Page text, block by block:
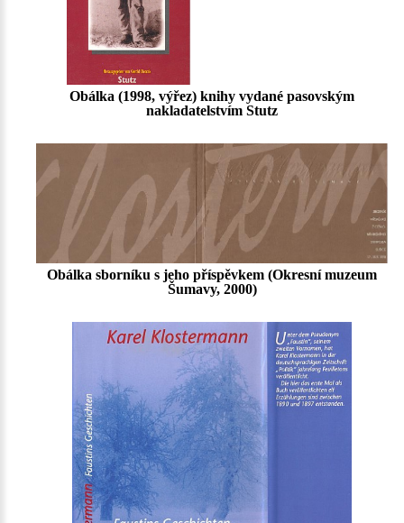
Obálka (1998, výřez) knihy vydané pasovským
nakladatelstvím Stutz
Obálka sborníku s jeho příspěvkem (Okresní muzeum
Šumavy, 2000)